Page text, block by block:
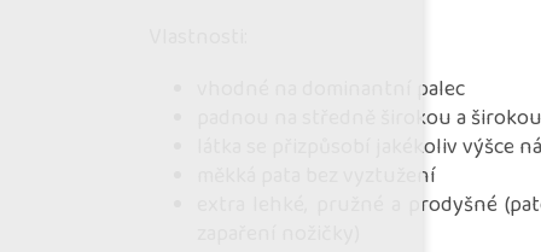
vhodné na dominantní palec
padnou na středně širokou a
látka se přizpůsobí jakékoliv výšce
měkká pata bez vyztužení
extra lehké, pružné a prodyšné